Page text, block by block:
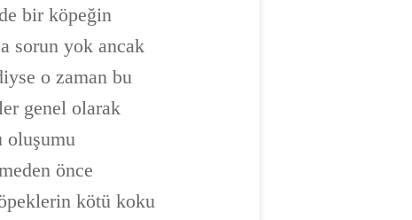
bir köpeğin
sorun yok ancak
o zaman bu
genel olarak
oluşumu
önce
kötü koku